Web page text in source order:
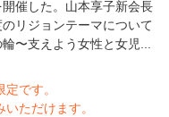
催した。山本享子新会長
リジョンテーマについて
〜支えよう女性と女児...
です。
ただけます。